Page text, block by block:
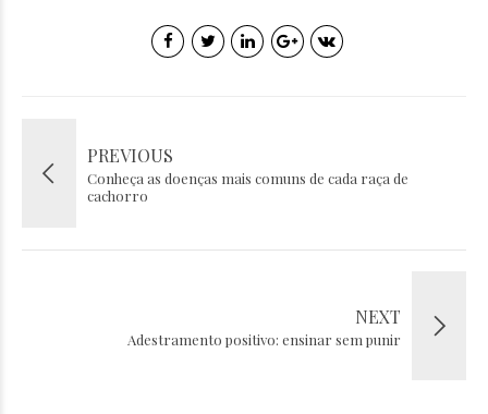
PREVIOUS
Conheça as doenças mais comuns de cada raça de
cachorro
NEXT
Adestramento positivo: ensinar sem punir